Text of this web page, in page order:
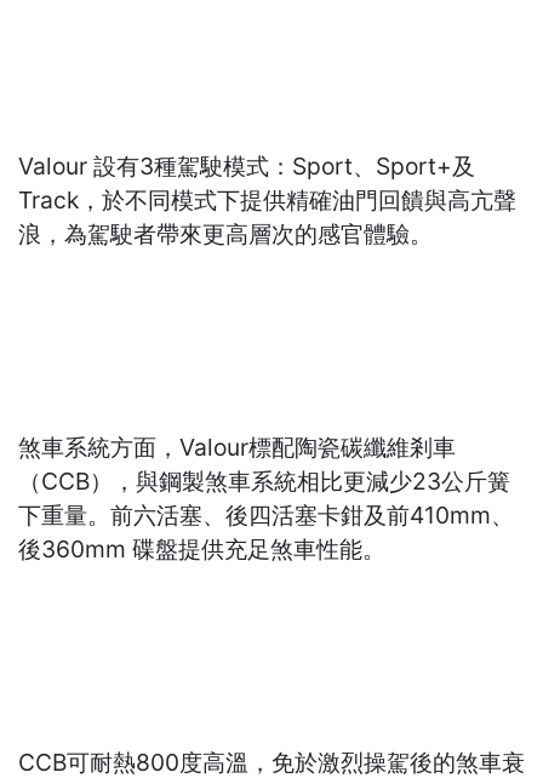
Valour 設有3種駕駛模式：Sport、Sport+及
Track，於不同模式下提供精確油門回饋與高亢聲
浪，為駕駛者帶來更高層次的感官體驗。
煞車系統方面，Valour標配陶瓷碳纖維剎車
（CCB），與鋼製煞車系統相比更減少23公斤簧
下重量。前六活塞、後四活塞卡鉗及前410mm、
後360mm 碟盤提供充足煞車性能。
CCB可耐熱800度高溫，免於激烈操駕後的煞車衰